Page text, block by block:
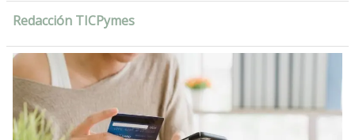
Redacción TICPymes